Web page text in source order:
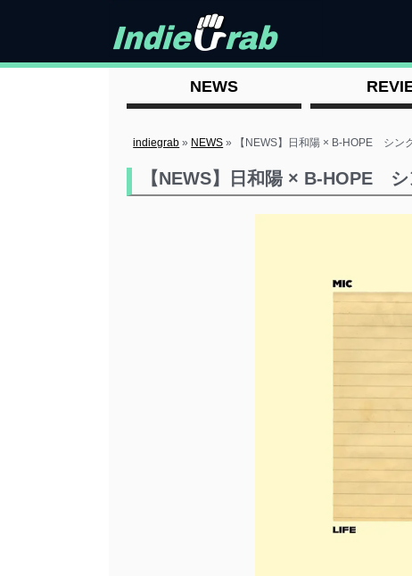
NEWS
indiegrab » NEWS » 【NEWS】日和陽 × B-HOPE シン
【NEWS】日和陽 × B-HOPE